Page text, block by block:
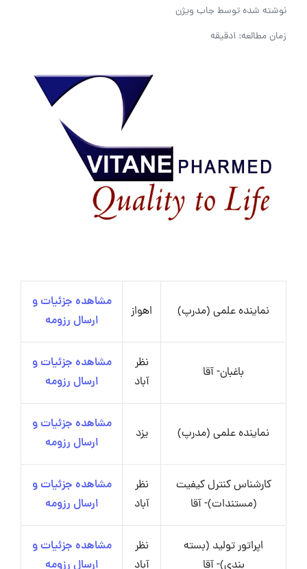
نوشته شده توسطجاب ویژن
زمان مطالعه: 1دقیقه
نماینده علمی (مدرپ) اهواز
مشاهده جزئیات و
ارسال رزومه
باغبان- آقا
نظر
آباد
مشاهده جزئیات و
ارسال رزومه
نماینده علمی (مدرپ) یزد
مشاهده جزئیات و
ارسال رزومه
کارشناس کنترل کیفیت
(مستندات)- آقا
نظر
آباد
مشاهده جزئیات و
ارسال رزومه
اپراتور تولید (بسته
بندی)- آقا
نظر
آباد
مشاهده جزئیات و
ارسال رزومه